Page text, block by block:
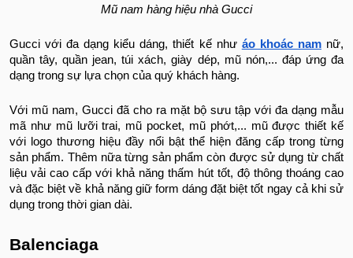
Mũ nam hàng hiệu nhà Gucci
Gucci với đa dạng kiểu dáng, thiết kế như áo khoác namnữ,
quần tây, quần jean, túi xách, giày dép, mũ nón,... đáp ứng đa
dạng trong sự lựa chọn của quý khách hàng.
Với mũ nam, Gucci đã cho ra mặt bộ sưu tập với đa dạng mẫu
mã như mũ lưỡi trai, mũ pocket, mũ phớt,... mũ được thiết kế
với logo thương hiệu đầy nổi bật thể hiện đăng cấp trong từng
sản phẩm. Thêm nữa từng sản phẩm còn được sử dụng từ chất
liệu vải cao cấp với khả năng thấm hút tốt, độ thông thoáng cao
và đặc biệt về khả năng giữ form dáng đặt biệt tốt ngay cả khi sử
dụng trong thời gian dài.
Balenciaga